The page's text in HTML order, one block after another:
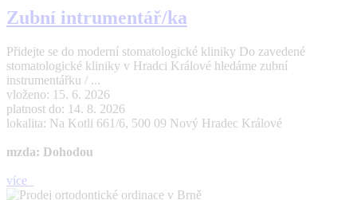
Zubní intrumentář/ka
Přidejte se do moderní stomatologické kliniky Do zavedené
stomatologické kliniky v Hradci Králové hledáme zubní
instrumentářku / ...
vloženo: 15. 6. 2026
platnost do: 14. 8. 2026
lokalita: Na Kotli 661/6, 500 09 Nový Hradec Králové
mzda: Dohodou
více